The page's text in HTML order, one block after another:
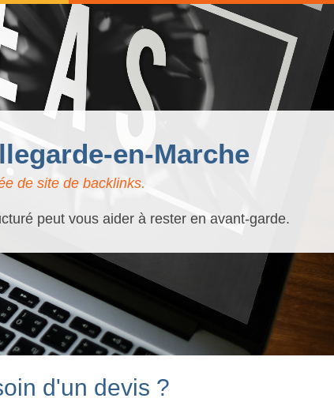
en-Marche
de site de backlinks.
peut vous aider à rester en avant-garde.
d'un devis ?